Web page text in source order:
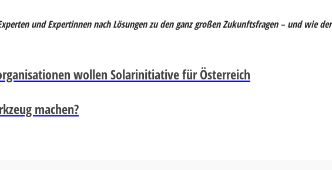
und Expertinnen nach Lösungen zu den ganz großen Zukunftsfragen – und wie der
wollen Solarinitiative für Österreich
machen?